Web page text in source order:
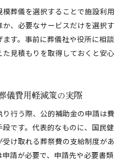
葬儀を選択することで施設利用
、必要なサービスだけを選択す
す。事前に葬儀社や役所に相談
見積もりを取得しておくと安心
儀費用軽減策の実際
行う際、公的補助金の申請は費
です。代表的なものに、国民健
け取れる葬祭費の支給制度があ
請が必要で、申請先や必要書類